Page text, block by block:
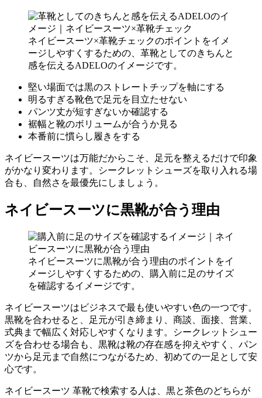
ネイビースーツ×革靴チェックのポイントをイメ
ージしやすくするための、革靴としてのきちんと
感を伝えるADELOのイメージです。
堅い場面では黒のストレートチップを軸にする
明るすぎる靴色で足元を目立たせない
パンツ丈が短すぎないか確認する
裾幅と靴のボリュームが合うか見る
本番前に慣らし履きをする
ネイビースーツは万能だからこそ、足元を整えるだけで印象
がかなり変わります。シークレットシューズを取り入れる場
合も、自然さを最優先にしましょう。
ネイビースーツに黒靴が合う理由
ネイビースーツに黒靴が合う理由のポイントをイ
メージしやすくするための、購入前に足のサイズ
を確認するイメージです。
ネイビースーツはビジネスで最も使いやすい色の一つです。
黒靴を合わせると、足元が引き締まり、商談、面接、営業、
式典まで幅広く対応しやすくなります。シークレットシュー
ズを合わせる場合も、黒靴は靴の存在感を抑えやすく、パン
ツから足元まで自然につながるため、初めての一足として安
心です。
ネイビースーツ 革靴で検索する人は、黒と茶色のどちらが